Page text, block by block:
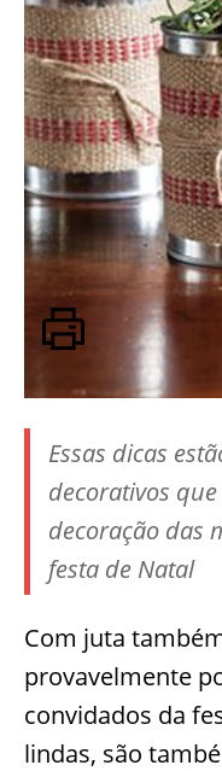
Essas dicas
decorativos
decoração das
festa de Natal
Com juta
provavelmente
convidados da
lindas, são